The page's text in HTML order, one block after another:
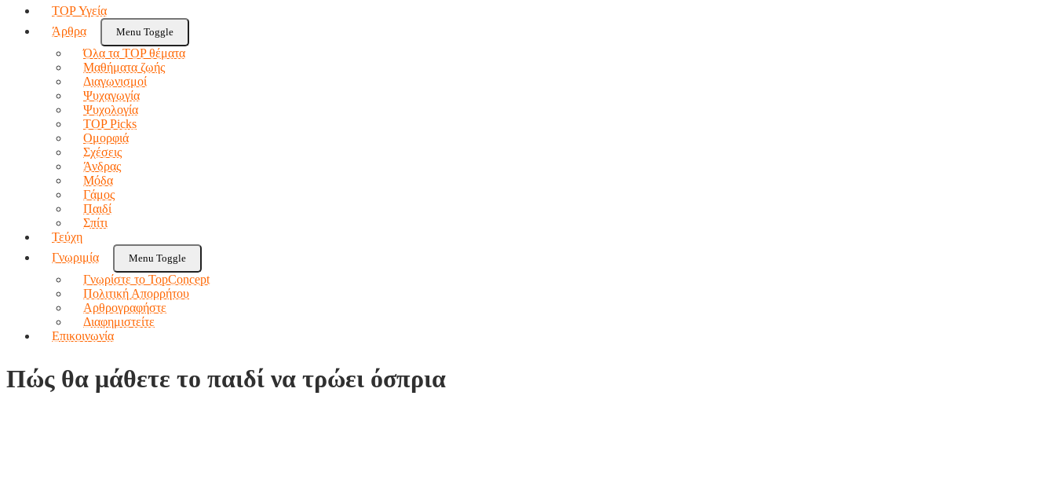
TOP Υγεία
Άρθρα
Menu Toggle
Όλα τα TOP θέματα
Μαθήματα ζωής
Διαγωνισμοί
Ψυχαγωγία
Ψυχολογία
TOP Picks
Ομορφιά
Σχέσεις
Άνδρας
Μόδα
Γάμος
Παιδί
Σπίτι
Τεύχη
Γνωριμία
Menu Toggle
Γνωρίστε το TopConcept
Πολιτική Απορρήτου
Αρθρογραφήστε
Διαφημιστείτε
Επικοινωνία
Πώς θα μάθετε το παιδί να τρώει όσπρια